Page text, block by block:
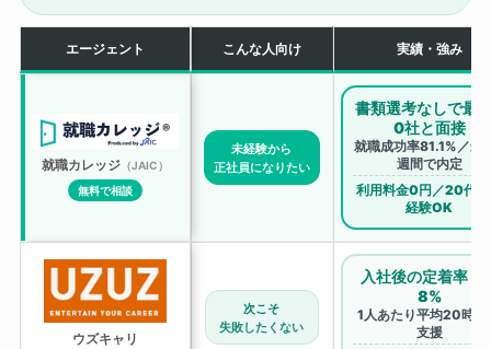
エージェント こんな人向け 実績・強み
就職カレッジ（JAIC）
無料で相談
未経験から
正社員になりたい
書類選考なしで最
0社と面接
就職成功率81.1%／最
週間で内定
利用料金0円／20代
経験OK
ウズキャリ
次こそ
失敗したくない
入社後の定着率
8%
1人あたり平均20時間
支援